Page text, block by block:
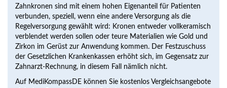
Zahnkronen sind mit einem hohen Eigenanteil für Patienten
verbunden, speziell, wenn eine andere Versorgung als die
Regelversorgung gewählt wird: Kronen entweder vollkeramisch
verblendet werden sollen oder teure Materialien wie Gold und
Zirkon im Gerüst zur Anwendung kommen. Der Festzuschuss
der Gesetzlichen Krankenkassen erhöht sich, im Gegensatz zur
Zahnarzt-Rechnung, in diesem Fall nämlich nicht.
Auf MediKompassDE können Sie kostenlos Vergleichsangebote